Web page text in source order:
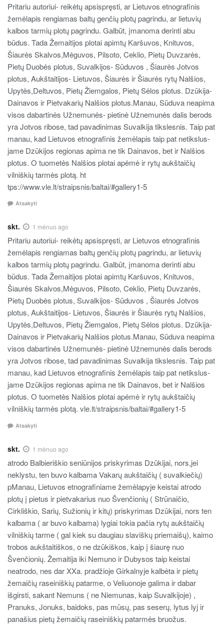
Pritariu autoriui- reikėtų apsispręsti, ar Lietuvos etnografinis
žemėlapis rengiamas baltų genčių plotų pagrindu, ar lietuvių
kalbos tarmių plotų pagrindu. Galbūt, įmanoma derinti abu
būdus. Tada Žemaitijos plotai apimtų Karšuvos, Knituvos,
Šiaurės Skalvos,Mėguvos, Pilsoto, Ceklio, Pietų Duvzarės,
Pietų Duobės plotus, Suvalkijos- Sūduvos , Šiaurės Jotvos
plotus, Aukštaitijos- Lietuvos, Šiaurės ir Šiaurės rytų Nalšios,
Upytės,Deltuvos, Pietų Žiemgalos, Pietų Sėlos plotus. Dzūkija-
Dainavos ir Pietvakarių Nalšios plotus.Manau, Sūduva neapima
visos dabartinės Užnemunės- pietinė Užnemunės dalis berods
yra Jotvos ribose, tad pavadinimas Suvalkija tikslesnis. Taip pat
manau, kad Lietuvos etnografinis žemėlapis taip pat netikslus-
jame Dzūkijos regionas apima ne tik Dainavos, bet ir Nalšios
plotus. O tuometės Nalšios plotai apėmė ir rytų aukštaičių
vilniškių tarmės plotą. ht
tps://www.vle.lt/straipsnis/baltai/#gallery1-5
Atsakyti
skt. 1 mėnuo ago
Pritariu autoriui- reikėtų apsispręsti, ar Lietuvos etnografinis
žemėlapis rengiamas baltų genčių plotų pagrindu, ar lietuvių
kalbos tarmių plotų pagrindu. Galbūt, įmanoma derinti abu
būdus. Tada Žemaitijos plotai apimtų Karšuvos, Knituvos,
Šiaurės Skalvos,Mėguvos, Pilsoto, Ceklio, Pietų Duvzarės,
Pietų Duobės plotus, Suvalkijos- Sūduvos , Šiaurės Jotvos
plotus, Aukštaitijos- Lietuvos, Šiaurės ir Šiaurės rytų Nalšios,
Upytės,Deltuvos, Pietų Žiemgalos, Pietų Sėlos plotus. Dzūkija-
Dainavos ir Pietvakarių Nalšios plotus.Manau, Sūduva neapima
visos dabartinės Užnemunės- pietinė Užnemunės dalis berods
yra Jotvos ribose, tad pavadinimas Suvalkija tikslesnis. Taip pat
manau, kad Lietuvos etnografinis žemėlapis taip pat netikslus-
jame Dzūkijos regionas apima ne tik Dainavos, bet ir Nalšios
plotus. O tuometės Nalšios plotai apėmė ir rytų aukštaičių
vilniškių tarmės plotą. vle.lt/straipsnis/baltai/#gallery1-5
Atsakyti
skt. 1 mėnuo ago
atrodo Balbieriškio seniūnijos priskyrimas Dzūkijai, nors,jei
neklystu, ten buvo kalbama Vakarų aukštaičių ( suvalkiečių)
pManau, Lietuvos etnografiniame žemėlapyje keistai atrodo
plotų į pietus ir pietvakarius nuo Švenčionių ( Strūnaičio,
Cirkliškio, Sarių, Sužionių ir kitų) priskyrimas Dzūkijai, nors ten
kalbama ( ar buvo kalbama) lygiai tokia pačia rytų aukštaičių
vilniškių tarme ( gal kiek su daugiau slaviškų priemaišų), kaimo
trobos aukštaitiškos, o ne dzūkiškos, kaip į šiaurę nuo
Švenčionių. Žemaitija iki Nemuno ir Dubysos taip keistai
neatrodo, nes dar XXa. pradžioje Girkalnyje kalbėta ir pietų
žemaičių raseiniškių patarme, o Veliuonoje galima ir dabar
išgirsti, sakant Nemuns ( ne Niemunas, kaip Suvalkijoje) ,
Pranuks, Jonuks, baidoks, pas mūsų, pas seserų, lytus lyj ir
panašius pietų žemaičių raseiniškių patarmės bruožus.